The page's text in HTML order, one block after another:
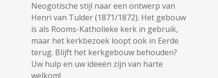
Neogotische stijl naar een ontwerp van
Henri van Tulder (1871/1872). Het gebouw
is als Rooms-Katholieke kerk in gebruik,
maar het kerkbezoek loopt ook in Eerde
terug. Blijft het kerkgebouw behouden?
Uw hulp en uw ideeën zijn van harte
welkom!